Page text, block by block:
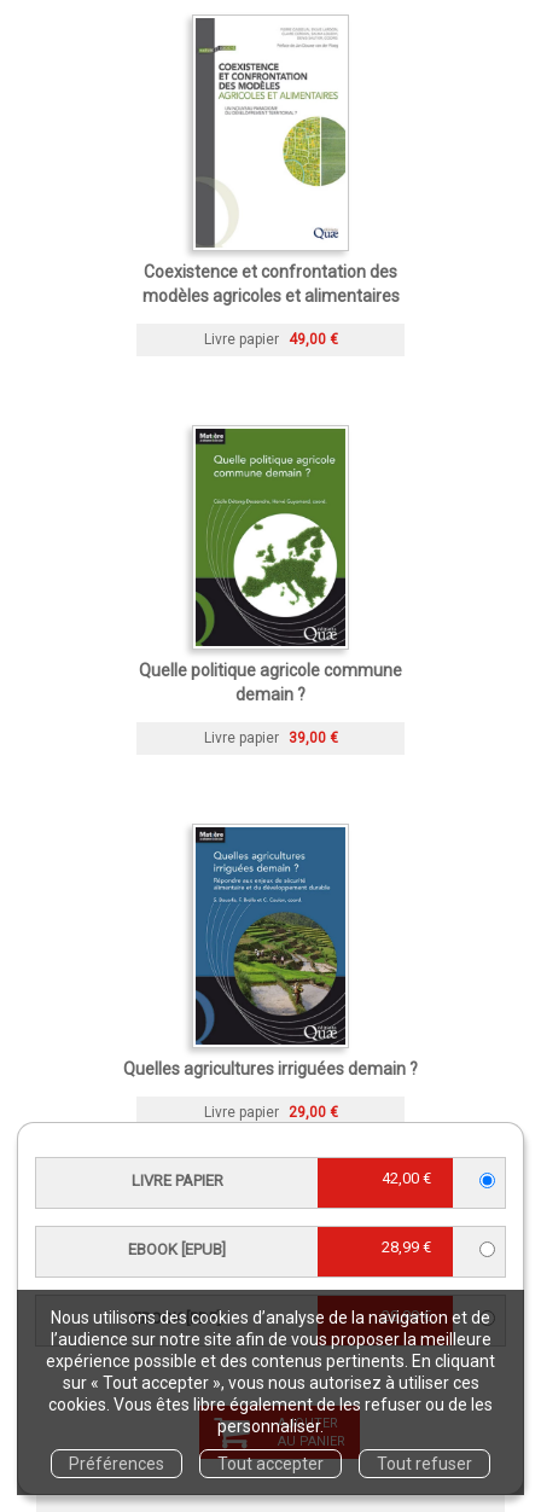
Nous utilisons des cookies d’analyse de la navigation et de
l’audience sur notre site afin de vous proposer la meilleure
expérience possible et des contenus pertinents. En cliquant
sur « Tout accepter », vous nous autorisez à utiliser ces
cookies. Vous êtes libre également de les refuser ou de les
personnaliser.
Préférences
Tout accepter Tout refuser
LIVRE PAPIER 42,00 €
EBOOK [EPUB] 28,99 €
EBOOK [PDF] 28,99 €
AJOUTER
AU PANIER
Coexistence et confrontation des
modèles agricoles et alimentaires
Livre papier 49,00 €
Quelle politique agricole commune
demain ?
Livre papier 39,00 €
Quelles agricultures irriguées demain ?
Livre papier 29,00 €
CARACTÉRISTIQUES
Langue(s) :Français
Éditeur : Éditions Quae
Édition :1reédition
Collection : Matière à débattre et décider
Publication :31 janvier 2014
02417
Référence eBook [ePub] :02417EPB